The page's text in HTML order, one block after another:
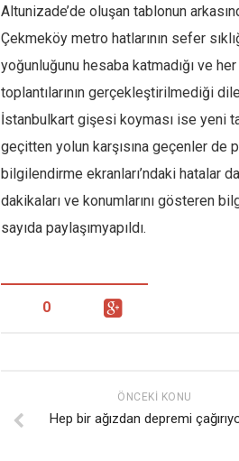
Altunizade’de oluşan tablonun
Çekmeköy metro hatlarının sefer
yoğunluğunu hesaba katmadığı ve
toplantılarının gerçekleştirilmediği
İstanbulkart gişesi koyması ise yeni
geçitten yolun karşısına geçenler de
bilgilendirme ekranları’ndaki hatalar
dakikaları ve konumlarını gösteren
sayıda paylaşımyapıldı.
0
ÖNCEKI KONU
Hep bir ağızdan depremi